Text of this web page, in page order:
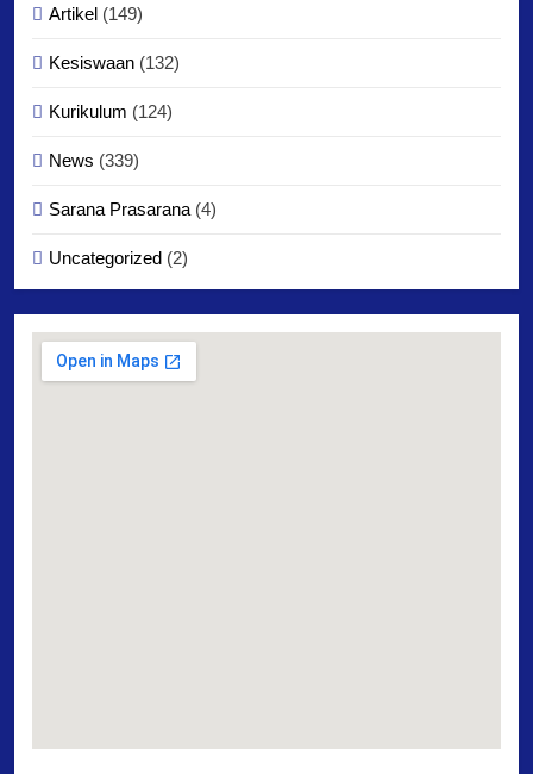
Artikel (149)
Kesiswaan (132)
Kurikulum (124)
News (339)
Sarana Prasarana (4)
Uncategorized (2)